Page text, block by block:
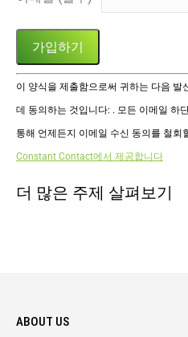
Constant
Contact
사
용.
필
십
이 양식을 제출함으로써 귀하는 다음
데 동의하는 것입니다: . 모든 이메일 하
통해 언제든지 이메일 수신 동의를 철회
Constant Contact에서 제공합니다
더 많은 주제 살펴보기
ABOUT US